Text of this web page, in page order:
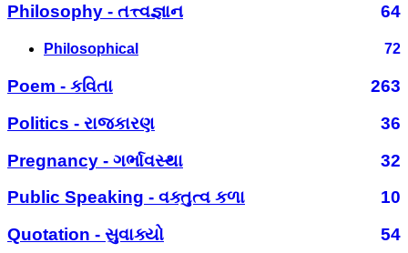
Philosophy - તત્ત્વજ્ઞાન
64
Philosophical 72
Poem - કવિતા
263
Politics - રાજકારણ
36
Pregnancy - ગર્ભાવસ્થા
32
Public Speaking - વક્તુત્વ કળા
10
Quotation - સુવાક્યો
54